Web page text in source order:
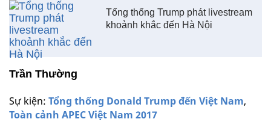
Sự kiện: Tổng thống Donald Trump đến Việt Nam,
Toàn cảnh APEC Việt Nam 2017
Tổng thống Trump phát livestream
khoảnh khắc đến Hà Nội
Trần Thường